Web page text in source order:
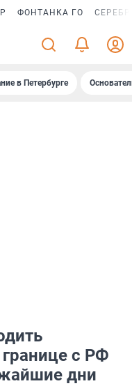
ФОНТАНКА ГО
в Петербурге
с РФ
дни